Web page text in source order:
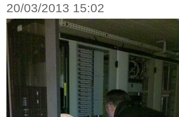
20/03/2013 15:02